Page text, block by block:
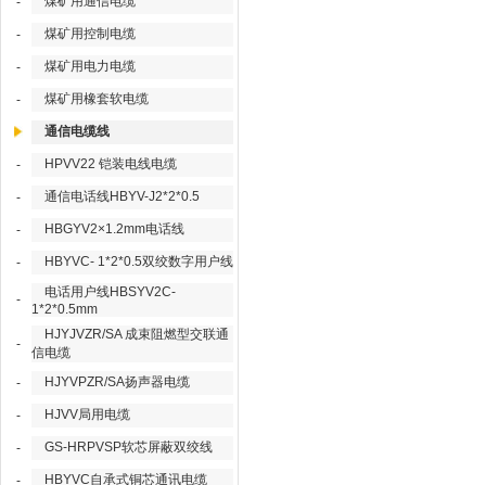
- 煤矿用控制电缆
- 煤矿用电力电缆
- 煤矿用橡套软电缆
通信电缆线
- HPVV22 铠装电线电缆
- 通信电话线HBYV-J2*2*0.5
- HBGYV2×1.2mm电话线
- HBYVC- 1*2*0.5双绞数字用户线
-
电话用户线HBSYV2C-
1*2*0.5mm
-
HJYJVZR/SA 成束阻燃型交联通
信电缆
-
HJYVPZR/SA扬声器电缆
- HJVV局用电缆
- GS-HRPVSP软芯屏蔽双绞线
- HBYVC自承式铜芯通讯电缆